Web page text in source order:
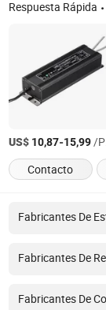
Respuesta Rápida
US$ 10,87-15,99/Pieza
Contacto